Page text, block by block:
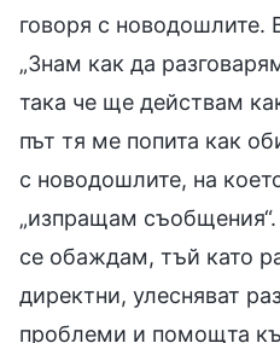
говоря с новодошлите.
„Знам как да
така че ще действам
път тя ме попита как
с новодошлите, на
„изпращам
се обаждам, тъй като
директни, улесняват
проблеми и помощта